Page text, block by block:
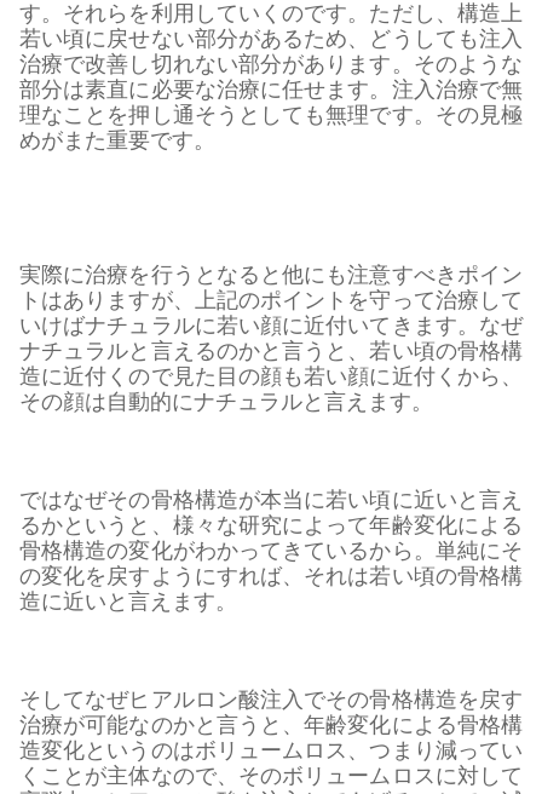
す。それらを利用していくのです。ただし、構造上
若い頃に戻せない部分があるため、どうしても注入
治療で改善し切れない部分があります。そのような
部分は素直に必要な治療に任せます。注入治療で無
理なことを押し通そうとしても無理です。その見極
めがまた重要です。
実際に治療を行うとなると他にも注意すべきポイン
トはありますが、上記のポイントを守って治療して
いけばナチュラルに若い顔に近付いてきます。なぜ
ナチュラルと言えるのかと言うと、若い頃の骨格構
造に近付くので見た目の顔も若い顔に近付くから、
その顔は自動的にナチュラルと言えます。
ではなぜその骨格構造が本当に若い頃に近いと言え
るかというと、様々な研究によって年齢変化による
骨格構造の変化がわかってきているから。単純にそ
の変化を戻すようにすれば、それは若い頃の骨格構
造に近いと言えます。
そしてなぜヒアルロン酸注入でその骨格構造を戻す
治療が可能なのかと言うと、年齢変化による骨格構
造変化というのはボリュームロス、つまり減ってい
くことが主体なので、そのボリュームロスに対して